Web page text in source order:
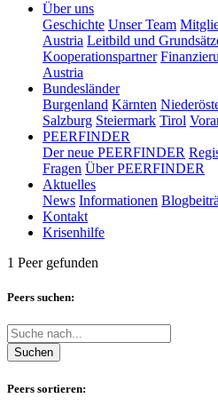
Über uns
Geschichte Unser Team
Austria Leitbild und
Kooperationspartner
Austria
Bundesländer
Burgenland Kärnten
Salzburg Steiermark Tirol
PEERFINDER
Der neue PEERFINDER
Fragen Über PEERFINDER
Aktuelles
News Informationen
Kontakt
Krisenhilfe
1 Peer gefunden
Peers suchen:
Suchen
Peers sortieren: